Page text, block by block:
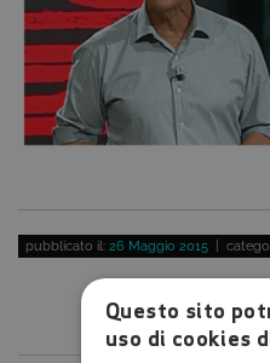
pubblicato il: 26 Maggio 2015 |
Questo sito
uso di cookies